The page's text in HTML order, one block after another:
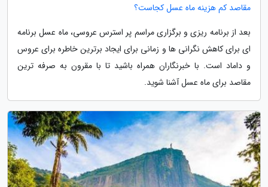
مقاصد کم هزینه ماه عسل کجاست؟
بعد از برنامه ریزی و برگزاری مراسم پر استرس عروسی، ماه عسل برنامه
ای برای کاهش نگرانی ها و زمانی برای ایجاد برترین خاطره برای عروس
و داماد است. با خبرنگاران همراه باشید تا با مقرون به صرفه ترین
مقاصد برای ماه عسل آشنا شوید.